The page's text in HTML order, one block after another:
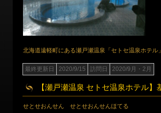
北海道遠軽町にある瀬戸瀬温泉「セトセ温泉ホテル
最終更新日 2020/9/15 訪問日 2020/9月・2月
【瀬戸瀬温泉 セトセ温泉ホテル】
せとせおんせん せとせおんせんほてる